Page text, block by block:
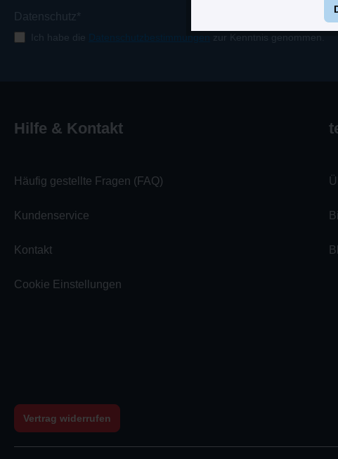
Datenschutz*
Ich habe die Datenschutzbestimmungen zur Kenntnis genommen.
Hilfe & Kontakt
Häufig gestellte Fragen (FAQ)
Kundenservice
Kontakt
Cookie Einstellungen
Vertrag widerrufen